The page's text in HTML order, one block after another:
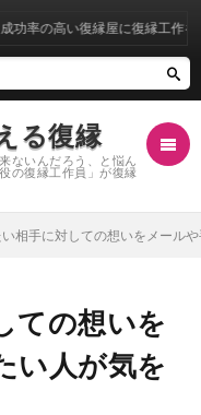
る復縁
ないんだろう、と悩ん
の復縁工作員」が復縁
高い復縁屋に復縁工作を依頼を
相手に対しての想いをメール
ての想いを
い人が気を